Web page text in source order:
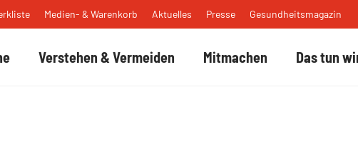
Verstehen & Vermeiden Mitmachen Das tun
Medien- & Warenkorb Aktuelles Presse Gesundheitsmagazin